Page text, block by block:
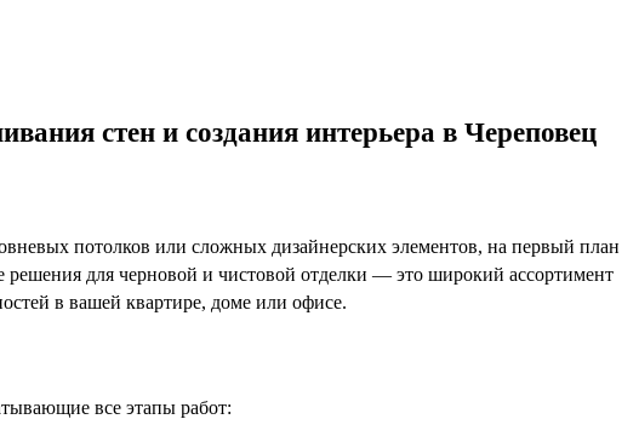
стен и создания интерьера в Череповец
потолков или сложных дизайнерских элементов, на первый план
для черновой и чистовой отделки — это широкий ассортимент
в вашей квартире, доме или офисе.
все этапы работ: